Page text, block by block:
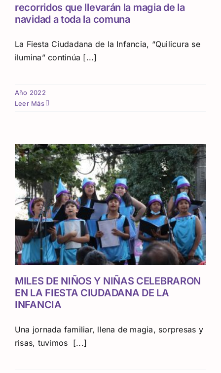
recorridos que llevarán la magia de la
navidad a toda la comuna
La Fiesta Ciudadana de la Infancia, “Quilicura se
ilumina” continúa [...]
Año 2022
Leer Más
MILES DE NIÑOS Y NIÑAS CELEBRARON
EN LA FIESTA CIUDADANA DE LA
INFANCIA
Una jornada familiar, llena de magia, sorpresas y
risas, tuvimos [...]